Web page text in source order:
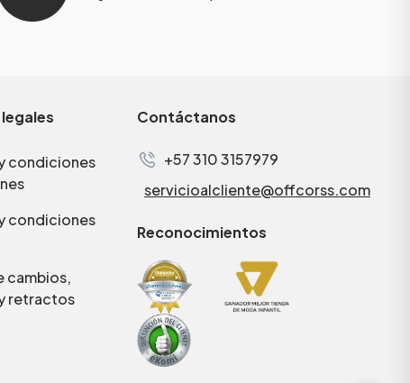
condiciones
condiciones
cambios,
retractos
Contáctanos
+57 310 3157979
servicioalcliente@offcorss.com
Reconocimientos